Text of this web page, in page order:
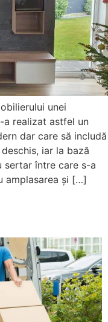
unei
a realizat astfel un
dar care să includă
iar la bază
sertar între care s-a
amplasarea și […]